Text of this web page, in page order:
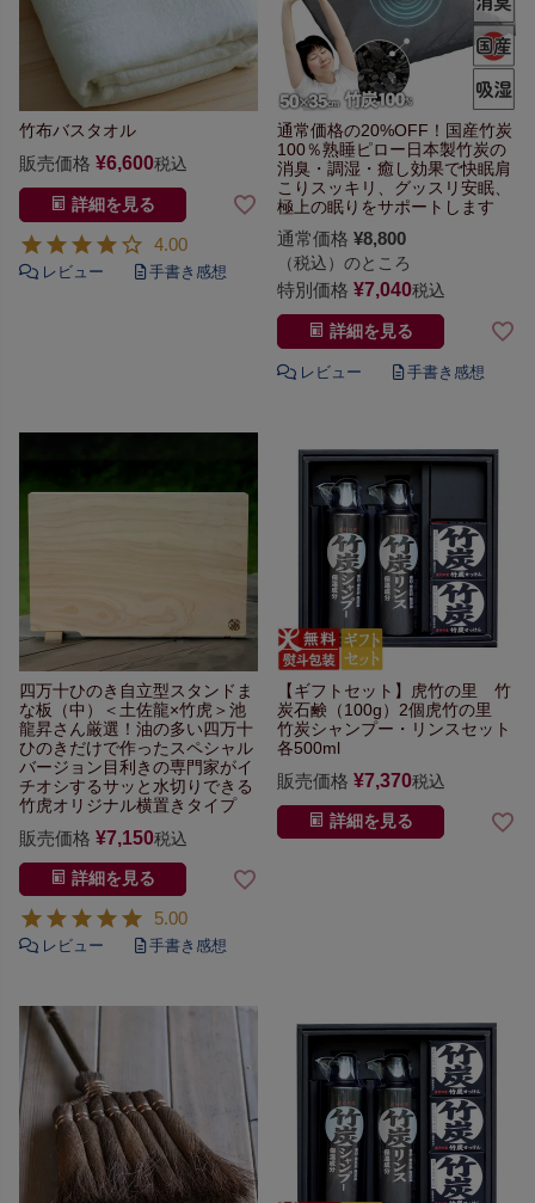
竹布バスタオル
販売価格 ¥6,600税込
詳細を見る
4.00
通常価格の20%OFF！ 国産竹炭
100％熟睡ピロー日本製竹炭の
消臭・調湿・癒し効果で快眠肩
こりスッキリ、グッスリ安眠、
極上の眠りをサポートします
通常価格 ¥8,800
（税込）のところ
特別価格 ¥7,040税込
詳細を見る
四万十ひのき自立型スタンドま
な板（中）
＜土佐龍×竹虎＞池
龍昇さん厳選！ 油の多い四万十
ひのきだけで作った スペシャル
バージョン目利きの専門家がイ
チオシするサッと水切りできる
竹虎オリジナル横置きタイプ
販売価格 ¥7,150税込
詳細を見る
5.00
【ギフトセット】
虎竹の里 竹
炭石鹸（100g）2個虎竹の里
竹炭シャンプー・リンスセット
各500ml
販売価格 ¥7,370税込
詳細を見る